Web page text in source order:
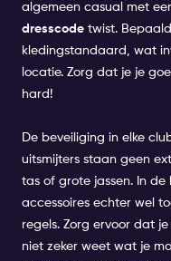
algemeen casual met
dresscode twist.
kledingstandaard, wat
locatie. Zorg dat je je
hard!
De beveiliging in elke
uitsmijters staan geen
tas of grote jassen. In
accessoires echter wel
regels. Zorg ervoor dat
niet zeker weet wat je